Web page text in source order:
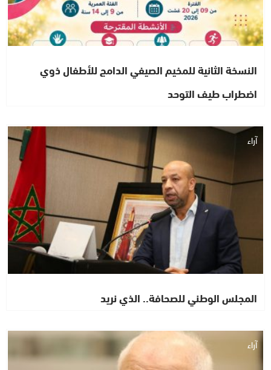
النسخة الثانية للمخيم الصيفي الدامج للأطفال ذوي
اضطراب طيف التوحد
آراء
المجلس الوطني للصحافة.. الذي نريد
آراء